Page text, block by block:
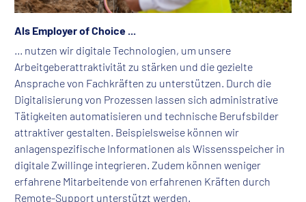
Als Employer of Choice ...
... nutzen wir digitale Technologien, um unsere
Arbeitgeberattraktivität zu stärken und die gezielte
Ansprache von Fachkräften zu unterstützen. Durch die
Digitalisierung von Prozessen lassen sich administrative
Tätigkeiten automatisieren und technische Berufsbilder
attraktiver gestalten. Beispielsweise können wir
anlagenspezifische Informationen als Wissensspeicher in
digitale Zwillinge integrieren. Zudem können weniger
erfahrene Mitarbeitende von erfahrenen Kräften durch
Remote-Support unterstützt werden.